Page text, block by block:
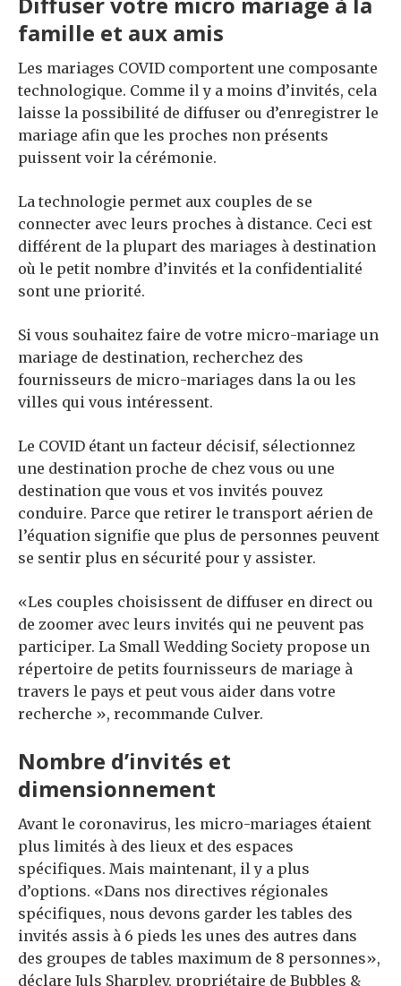
famille et aux amis
Les mariages COVID comportent une composante
technologique. Comme il y a moins d’invités, cela
laisse la possibilité de diffuser ou d’enregistrer le
mariage afin que les proches non présents
puissent voir la cérémonie.
La technologie permet aux couples de se
connecter avec leurs proches à distance. Ceci est
différent de la plupart des mariages à destination
où le petit nombre d’invités et la confidentialité
sont une priorité.
Si vous souhaitez faire de votre micro-mariage un
mariage de destination, recherchez des
fournisseurs de micro-mariages dans la ou les
villes qui vous intéressent.
Le COVID étant un facteur décisif, sélectionnez
une destination proche de chez vous ou une
destination que vous et vos invités pouvez
conduire. Parce que retirer le transport aérien de
l’équation signifie que plus de personnes peuvent
se sentir plus en sécurité pour y assister.
«Les couples choisissent de diffuser en direct ou
de zoomer avec leurs invités qui ne peuvent pas
participer. La Small Wedding Society propose un
répertoire de petits fournisseurs de mariage à
travers le pays et peut vous aider dans votre
recherche », recommande Culver.
Nombre d’invités et
dimensionnement
Avant le coronavirus, les micro-mariages étaient
plus limités à des lieux et des espaces
spécifiques. Mais maintenant, il y a plus
d’options. «Dans nos directives régionales
spécifiques, nous devons garder les tables des
invités assis à 6 pieds les unes des autres dans
des groupes de tables maximum de 8 personnes»,
déclare Juls Sharpley, propriétaire de Bubbles &